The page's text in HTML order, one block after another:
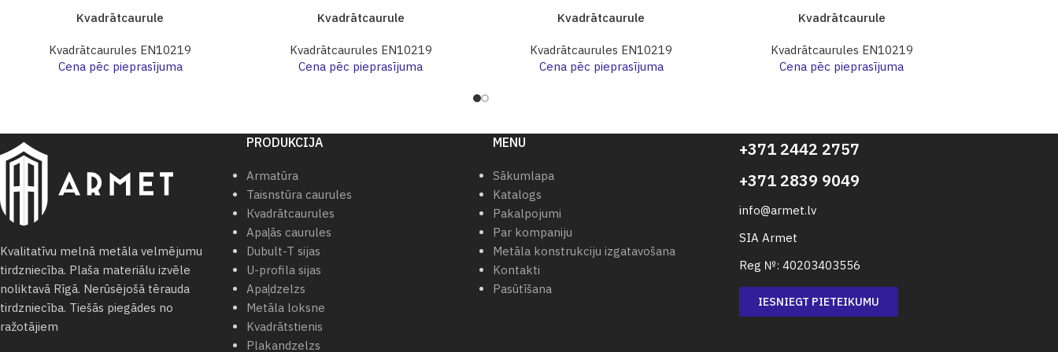
Kvadrātcaurule
Kvadrātcaurules EN10219
Cena pēc pieprasījuma
Kvadrātcaurule
Kvadrātcaurules EN10219
Cena pēc pieprasījuma
Kvadrātcaurule
Kvadrātcaurules EN10219
Cena pēc pieprasījuma
Kvadrātcaurule
Kvadrātcaurules EN10219
Cena pēc pieprasījuma
Kvalitatīvu melnā metāla velmējumu
tirdzniecība. Plaša materiālu izvēle
noliktavā Rīgā. Nerūsējošā tērauda
tirdzniecība. Tiešās piegādes no
ražotājiem
PRODUKCIJA
Armatūra
Taisnstūra caurules
Кvadrātcaurules
Apaļās caurules
Dubult-T sijas
U-profila sijas
Apaļdzelzs
Metāla loksne
Kvadrātstienis
Plakandzelzs
MENU
Sākumlapa
Katalogs
Pakalpojumi
Par kompaniju
Metāla konstrukciju izgatavošana
Kontakti
Pasūtīšana
+371 2442 2757
+371 2839 9049
info@armet.lv
SIA Armet
Reg №: 40203403556
IESNIEGT PIETEIKUMU